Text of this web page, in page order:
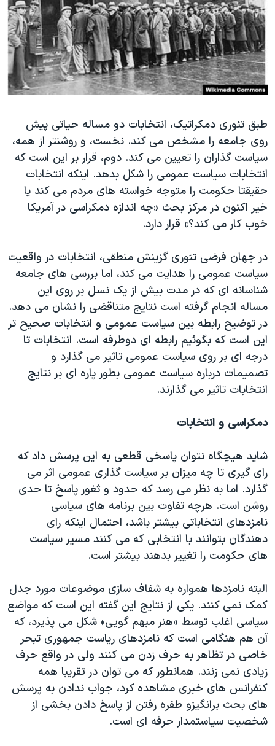
فرهنگ و زندگی
حقوق شهروندی
اقتصادی
علم و فناوری
گالری عکس
آرشیو پخش زنده
مستندها
انتخابات ریاست جمهوری آمریکا ۲۰۲۴
حمله جمهوری اسلامی به اسرائیل
رمز مهسا
اعتراضات زن، زندگی، آزادی
مجموعه مستندهای دادخواهی
تریبونال مردمی آبان ۹۸
دادگاه حمید نوری
چهل سال گروگان‌گیری
قانون شفافیت دارائی کادر رهبری ایران
اعتراضات مردمی آبان ۹۸
اسرائیل در جنگ
نرگس محمدی برنده جایزه نوبل صلح
همایش محافظه‌کاران آمریکا «سی‌پک»
صفحه‌های ویژه
سفر پرزیدنت ترامپ به چین
دنبال کنید
زبانهای مختلف
طبق تئوری دمکراتيک، انتخابات دو مساله حياتی پيش
روی جامعه را مشخص می کند. نخست، و روشنتر از همه،
سياست گذاران را تعيين می کند. دوم، قرار بر اين است که
انتخابات سياست عمومی را شکل بدهد. اينکه انتخابات
حقيقتا حکومت را متوجه خواسته های مردم می کند يا
خير اکنون در مرکز بحث «چه اندازه دمکراسی در آمريکا
خوب کار می کند؟» قرار دارد.
در جهان فرضی تئوری گزينش منطقی، انتخابات در واقعيت
سياست عمومی را هدايت می کند، اما بررسی های جامعه
شناسانه ای که در مدت بيش از يک نسل بر روی اين
مساله انجام گرفته است نتايج متناقضی را نشان می دهد.
در توضيح رابطه بين سياست عمومی و انتخابات صحيح تر
اين است که بگوئيم رابطه ای دوطرفه است. انتخابات تا
درجه ای بر روی سياست عمومی تاثير می گذارد و
تصميمات درباره سياست عمومی بطور پاره ای بر نتايج
انتخابات تاثير می گذارند.
دمکراسی و انتخابات
شايد هيچگاه نتوان پاسخی قطعی به اين پرسش داد که
رای گيری تا چه ميزان بر سياست گذاری عمومی اثر می
گذارد. اما به نظر می رسد که حدود و ثغور پاسخ تا حدی
روشن است. هرچه تفاوت بين برنامه های سياسی
نامزدهای انتخاباتی بيشتر باشد، احتمال اينکه رای
دهندگان بتوانند با انتخابی که می کنند مسير سياست
های حکومت را تغيير بدهند بيشتر است.
البته نامزدها همواره به شفاف سازی موضوعات مورد جدل
کمک نمی کنند. يکی از نتايج اين گفته اين است که مواضع
سياسی اغلب توسط «هنر مبهم گويی» شکل می پذيرد، که
آن هم هنگامی است که نامزدهای رياست جمهوری تبحر
خاصی در تظاهر به حرف زدن می کنند ولی در واقع حرف
زيادی نمی زنند. همانطور که می توان در تقريبا همه
کنفرانس های خبری مشاهده کرد، جواب ندادن به پرسش
های بحث برانگيزو طفره رفتن از پاسخ دادن بخشی از
شخصيت سياستمدار حرفه ای است.